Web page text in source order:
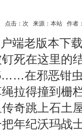
点击： 次 来源：本站 作者
端老版本下
死在这里的
在邪恶钳
拉得撞到栅
传奇跳上石
年纪沃玛战